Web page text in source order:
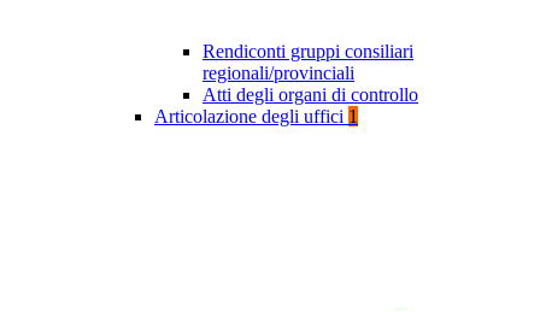
Rendiconti gruppi consiliari
regionali/provinciali
Atti degli organi di controllo
Articolazione degli uffici 1